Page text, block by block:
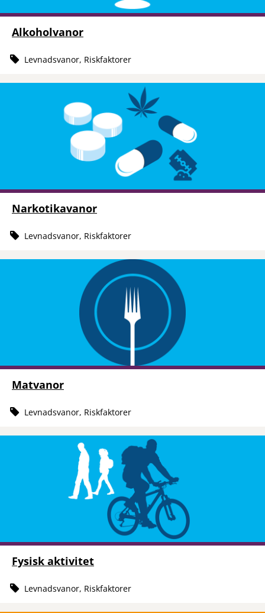
Alkoholvanor
Levnadsvanor, Riskfaktorer
Narkotikavanor
Levnadsvanor, Riskfaktorer
Matvanor
Levnadsvanor, Riskfaktorer
Fysisk aktivitet
Levnadsvanor, Riskfaktorer